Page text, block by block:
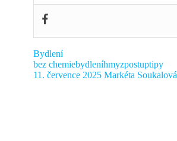
Bydlení
bez chemiebydleníhmyzpostuptipy
11. července 2025 Markéta Soukalová